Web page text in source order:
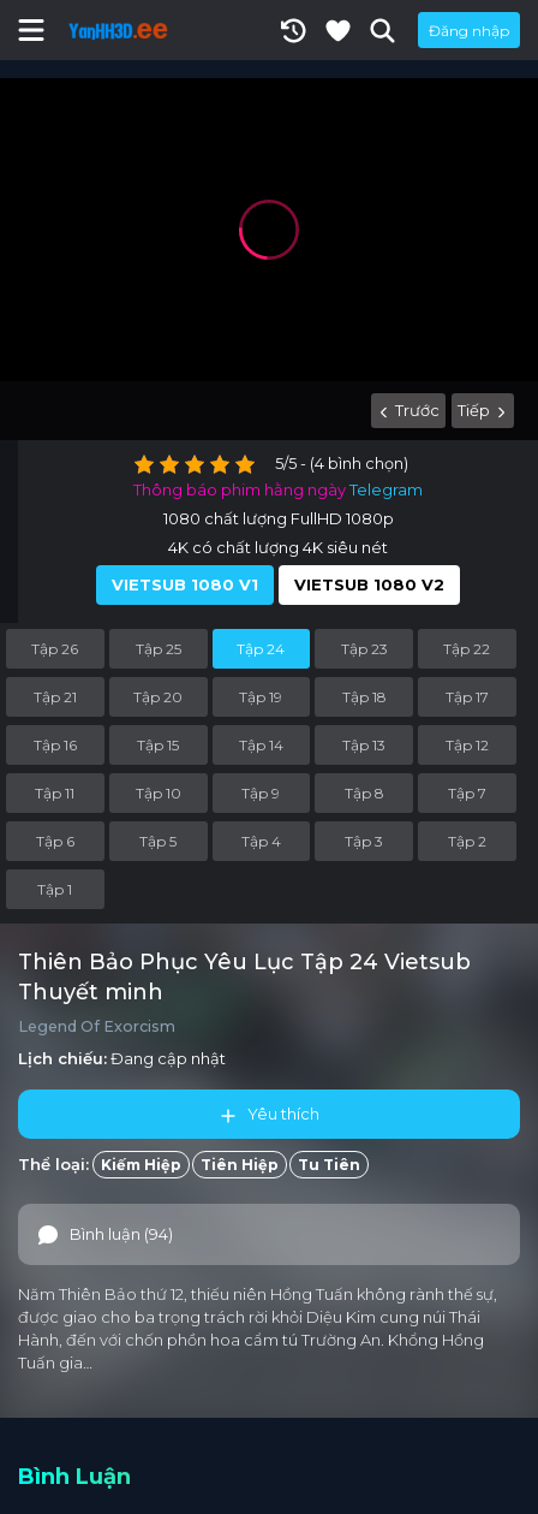
Đăng nhập
Trước Tiếp
5/5 - (4 bình chọn)
Thông báo phim hằng ngàyTelegram
1080 chất lượng FullHD 1080p
4K có chất lượng 4K siêu nét
VIETSUB 1080 V1
VIETSUB 1080 V2
Tập 26 Tập 25 Tập 24 Tập 23 Tập 22
Tập 21 Tập 20 Tập 19 Tập 18 Tập 17
Tập 16 Tập 15 Tập 14 Tập 13 Tập 12
Tập 11 Tập 10 Tập 9 Tập 8 Tập 7
Tập 6 Tập 5 Tập 4 Tập 3 Tập 2
Tập 1
Thiên Bảo Phục Yêu Lục Tập 24 Vietsub
Thuyết minh
Legend Of Exorcism
Lịch chiếu:Đang cập nhật
Yêu thích
Thể loại: Kiếm Hiệp Tiên Hiệp Tu Tiên
Bình luận (94)
Năm Thiên Bảo thứ 12, thiếu niên Hồng Tuấn không rành thế sự,
được giao cho ba trọng trách rời khỏi Diệu Kim cung núi Thái
Hành, đến với chốn phồn hoa cẩm tú Trường An. Khổng Hồng
Tuấn gia…
Bình Luận